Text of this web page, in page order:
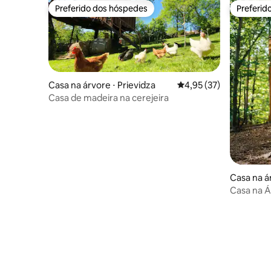
Preferido dos hóspedes
Preferido dos hóspedes
Casa na árvore ⋅ Prievidza 4,95 de uma
4,95 (37)
Casa de madeira na cerejeira
Casa na
Casa na